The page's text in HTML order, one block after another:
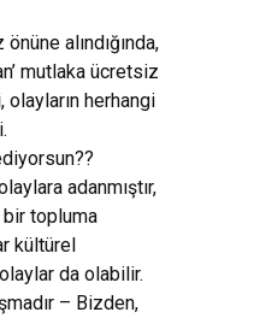
alındığında,
mutlaka ücretsiz
herhangi
adanmıştır,
topluma
kültürel
da olabilir.
– Bizden,